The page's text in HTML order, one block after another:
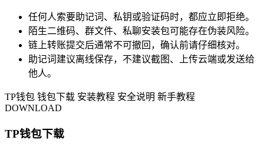
任何人索要助记词、私钥或验证码时，都应立即拒绝。
陌生二维码、群文件、私聊安装包可能存在伪装风险。
链上转账提交后通常不可撤回，确认前请仔细核对。
助记词建议离线保存，不建议截图、上传云端或发送给
他人。
TP钱包 钱包下载 安装教程 安全说明 新手教程
DOWNLOAD
TP钱包下载